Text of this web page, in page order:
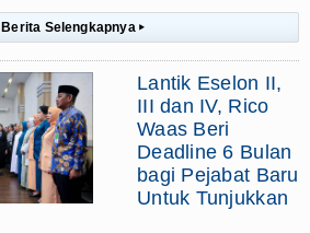
Berita Selengkapnya ▸
Lantik Eselon II,
III dan IV, Rico
Waas Beri
Deadline 6 Bulan
bagi Pejabat Baru
Untuk Tunjukkan